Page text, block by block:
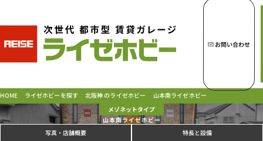
ライゼホビーの魅力
ラインナップ
お問い合わせ
HOME ライゼホビーを探す 北阪神 のライゼホビー 山本南ライゼホビー
メゾネットタイプ
山本南ライゼホビー
写真・店舗概要 特長と設備